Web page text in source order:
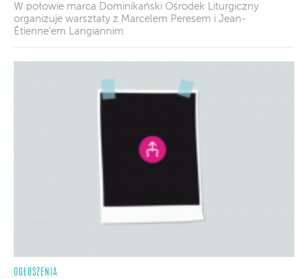
W połowie marca Dominikański Ośrodek Liturgiczny
organizuje warsztaty z Marcelem Peresem i Jean-
Étienne'em Langiannim.
OGŁOSZENIA